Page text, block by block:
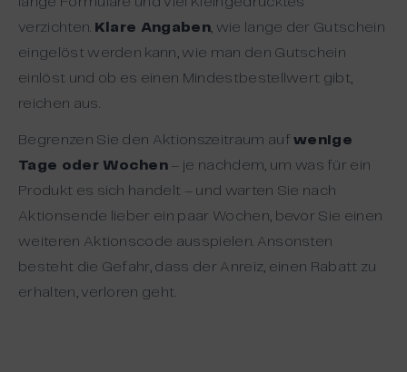
verzichten. Klare Angaben, wie lange der Gutschein
eingelöst werden kann, wie man den Gutschein
einlöst und ob es einen Mindestbestellwert gibt,
reichen aus.
Begrenzen Sie den Aktionszeitraum aufwenige
Tage oder Wochen – je nachdem, um was für ein
Produkt es sich handelt – und warten Sie nach
Aktionsende lieber ein paar Wochen, bevor Sie einen
weiteren Aktionscode ausspielen. Ansonsten
besteht die Gefahr, dass der Anreiz, einen Rabatt zu
erhalten, verloren geht.